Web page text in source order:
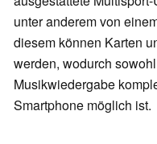
unter anderem von
diesem können Karten
werden, wodurch
Musikwiedergabe
Smartphone möglich ist.